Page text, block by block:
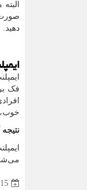
صورت
دهید.
فک
خوب،